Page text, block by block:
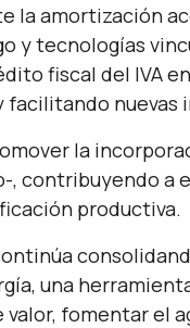
la amortización
y tecnologías
fiscal del IVA
nuevas
la
contribuyendo a
productiva.
una
fomentar el